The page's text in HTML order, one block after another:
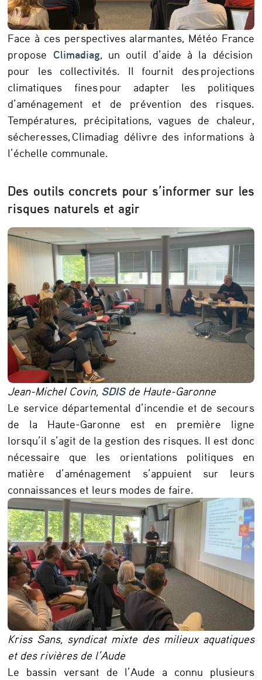
Face à ces perspectives alarmantes, Météo France
propose Climadiag, un outil d’aide à la décision
pour les collectivités. Il fournit des projections
climatiques fines pour adapter les politiques
d’aménagement et de prévention des risques.
Températures, précipitations, vagues de chaleur,
sécheresses, Climadiag délivre des informations à
l’échelle communale.
Des outils concrets pour s’informer sur les
risques naturels et agir
Jean-Michel Covin, SDISde Haute-Garonne
Le service départemental d’incendie et de secours
de la Haute-Garonne est en première ligne
lorsqu’il s’agit de la gestion des risques. Il est donc
nécessaire que les orientations politiques en
matière d’aménagement s’appuient sur leurs
connaissances et leurs modes de faire.
Kriss Sans, syndicat mixte des milieux aquatiques
et des rivières de l’Aude
Le bassin versant de l’Aude a connu plusieurs